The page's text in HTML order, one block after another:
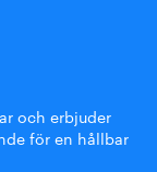
och erbjuder
för en hållbar